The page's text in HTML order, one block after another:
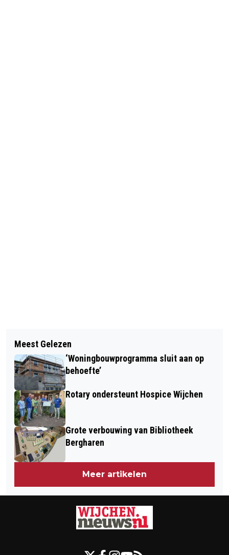
ZEVEN SPOORWEGOVERGANGEN
VANDAAG GESLOTEN
KO VOOR DANSERES VÉRINE
BOUWMAN
Meest Gelezen
‘Woningbouwprogramma sluit aan op
behoefte’
Rotary ondersteunt Hospice Wijchen
Grote verbouwing van Bibliotheek
Bergharen
Meer artikelen